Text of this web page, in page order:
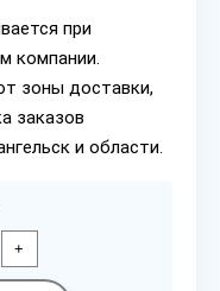
при
компании.
зоны доставки,
заказов
и области.
+